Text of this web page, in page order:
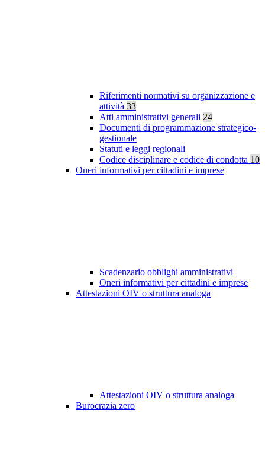
Riferimenti normativi su organizzazione e
attività 33
Atti amministrativi generali 24
Documenti di programmazione strategico-
gestionale
Statuti e leggi regionali
Codice disciplinare e codice di condotta 10
Oneri informativi per cittadini e imprese
Scadenzario obblighi amministrativi
Oneri informativi per cittadini e imprese
Attestazioni OIV o struttura analoga
Attestazioni OIV o struttura analoga
Burocrazia zero